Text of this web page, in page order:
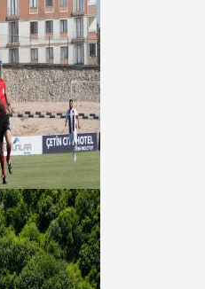
başlangıç